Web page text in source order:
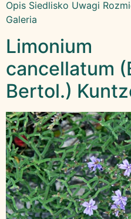
Opis Siedlisko Uwagi
Galeria
Limonium
cancellatum
Bertol.)